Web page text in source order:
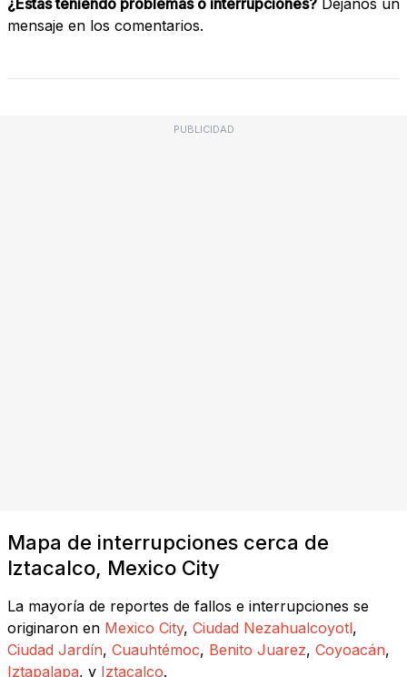
mensaje en los comentarios.
PUBLICIDAD
Mapa de interrupciones cerca de
Iztacalco, Mexico City
La mayoría de reportes de fallos e interrupciones se
originaron en Mexico City, Ciudad Nezahualcoyotl,
Ciudad Jardín, Cuauhtémoc, Benito Juarez, Coyoacán,
Iztapalapa, y Iztacalco.